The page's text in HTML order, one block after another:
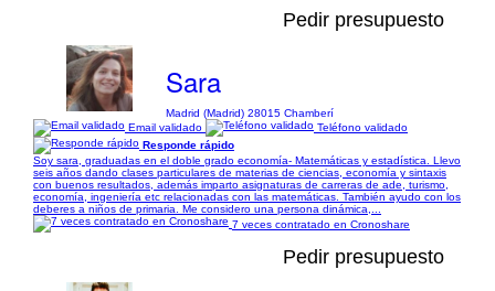
Pedir presupuesto
Sara
Madrid (Madrid) 28015 Chamberí
Email validado
Teléfono validado
Responde rápido
Soy sara, graduadas en el doble grado economía- Matemáticas y estadística. Llevo
seis años dando clases particulares de materias de ciencias, economía y sintaxis
con buenos resultados, además imparto asignaturas de carreras de ade, turismo,
economía, ingeniería etc relacionadas con las matemáticas. También ayudo con los
deberes a niños de primaria. Me considero una persona dinámica,...
7 veces contratado en Cronoshare
Pedir presupuesto